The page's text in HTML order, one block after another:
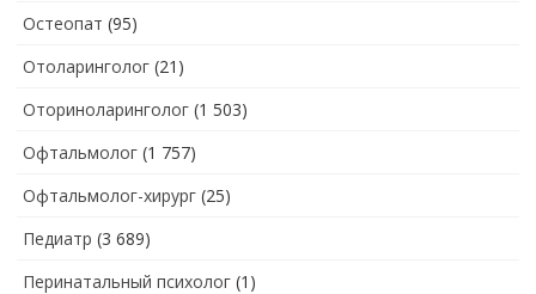
Остеопат (95)
Отоларинголог (21)
Оториноларинголог (1 503)
Офтальмолог (1 757)
Офтальмолог-хирург (25)
Педиатр (3 689)
Перинатальный психолог (1)